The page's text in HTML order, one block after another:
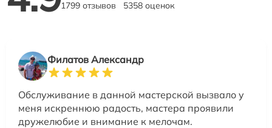
1799 отзывов 5358 оценок
Филатов Александр
Обслуживание в данной мастерской вызвало у
меня искреннюю радость, мастера проявили
дружелюбие и внимание к мелочам.